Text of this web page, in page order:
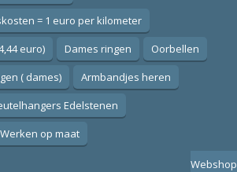
= 1 euro per kilometer
euro) Dames ringen
Oorbellen
( dames)
Armbandjes heren
Edelstenen
Werken op maat
Webshop